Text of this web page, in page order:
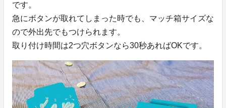
です。
急にボタンが取れてしまった時でも、マッチ箱サイズな
ので外出先でもつけられます。
取り付け時間は2つ穴ボタンなら30秒あればOKです。